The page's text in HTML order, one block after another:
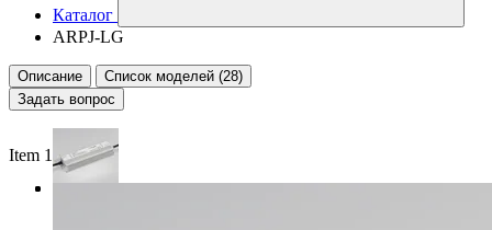
Каталог
ARPJ-LG
Описание
Список моделей (28)
Задать вопрос
Item 1 of 3